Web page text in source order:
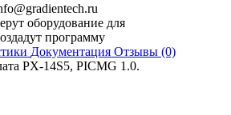
оборудование для
программу
Документация Отзывы (0)
PX-14S5, PICMG 1.0.